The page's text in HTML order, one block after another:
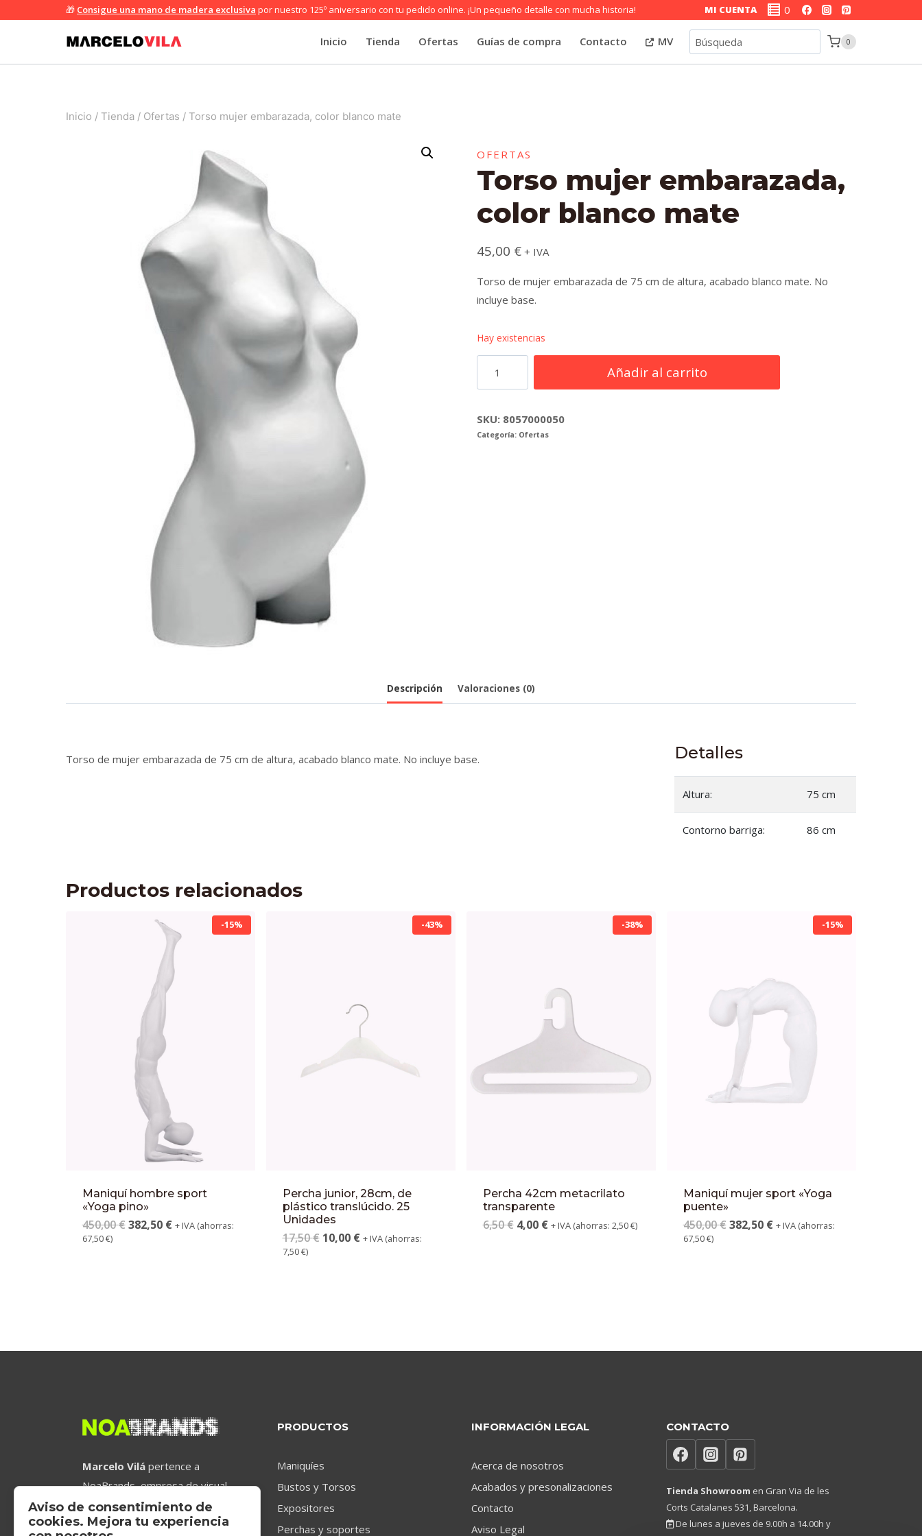
🎁 Consigue una mano de madera exclusiva por nuestro 125º aniversario con tu pedido online. ¡Un pequeño detalle con mucha historia! MI CUENTA 0
Inicio Tienda Ofertas Guías de compra Contacto MV Búsqueda 0
Inicio / Tienda / Ofertas / Torso mujer embarazada, color blanco mate
OFERTAS
Torso mujer embarazada,
color blanco mate
45,00 € + IVA
Torso de mujer embarazada de 75 cm de altura, acabado blanco mate. No
incluye base.
Hay existencias
color
blanco
Añadir al carrito
SKU: 8057000050
Categoría: Ofertas
Descripción Valoraciones (0)
Torso de mujer embarazada de 75 cm de altura, acabado blanco mate. No incluye base. Detalles
Altura: 75 cm
Contorno barriga: 86 cm
Productos relacionados
-15%
Maniquí hombre sport
«Yoga pino»
450,00€ 382,50 € + IVA (ahorras:
67,50€)
-43%
Percha junior, 28cm, de
plástico translúcido. 25
Unidades
17,50€ 10,00 € + IVA (ahorras:
7,50€)
-38%
Percha 42cm metacrilato
transparente
6,50€ 4,00 € + IVA (ahorras: 2,50€)
-15%
Maniquí mujer sport «Yoga
puente»
450,00€ 382,50 € + IVA (ahorras:
67,50€)
Marcelo Vilá pertence a
NoaBrands, empresa de visual
merchandising de carácter global,
líder mundial en la industria de la
PRODUCTOS
Maniquíes
Bustos y Torsos
Expositores
Perchas y soportes
INFORMACIÓN LEGAL
Acerca de nosotros
Acabados y presonalizaciones
Contacto
Aviso Legal
CONTACTO
Tienda Showroom en Gran Via de les
Corts Catalanes 531, Barcelona.
De lunes a jueves de 9.00h a 14.00h y
Aviso de consentimiento de
cookies. Mejora tu experiencia